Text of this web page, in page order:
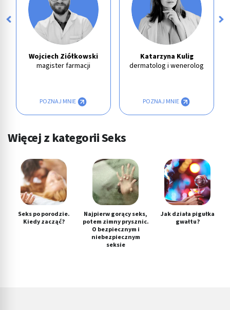
Wojciech Ziółkowski
magister farmacji
POZNAJ MNIE
Katarzyna Kulig
dermatolog i wenerolog
POZNAJ MNIE
Więcej z kategorii Seks
Seks po porodzie.
Kiedy zacząć?
Najpierw gorący seks,
potem zimny prysznic.
O bezpiecznym i
niebezpiecznym
seksie
Jak działa pigułka
gwałtu?